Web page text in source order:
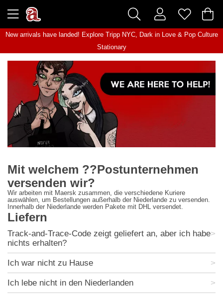
New arrivals have landed! Explore Tripp NYC, Dark in Love& Pop Culture
Stationary
Mit welchem ??Postunternehmen
versenden wir?
Wir arbeiten mit Maersk zusammen, die verschiedene Kuriere
auswählen, um Bestellungen außerhalb der Niederlande zu versenden.
Innerhalb der Niederlande werden Pakete mit DHL versendet.
Liefern
Track-and-Trace-Code zeigt geliefert an, aber ich habe
nichts erhalten?
Ich war nicht zu Hause
Ich lebe nicht in den Niederlanden